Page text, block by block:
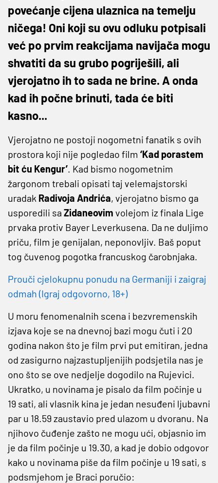
povećanje cijena ulaznica na temelju
ničega! Oni koji su ovu odluku potpisali
već po prvim reakcijama navijača mogu
shvatiti da su grubo pogriješili, ali
vjerojatno ih to sada ne brine. A onda
kad ih počne brinuti, tada će biti
kasno...
Vjerojatno ne postoji nogometni fanatik s ovih
prostora koji nije pogledao film ‘Kad porastem
bit ću Kengur’. Kad bismo nogometnim
žargonom trebali opisati taj velemajstorski
uradak Radivoja Andrića, vjerojatno bismo ga
usporedili sa Zidaneovim volejom iz finala Lige
prvaka protiv Bayer Leverkusena. Da ne duljimo
priču, film je genijalan, neponovljiv. Baš poput
tog čuvenog pogotka francuskog čarobnjaka.
Prouči cjelokupnu ponudu na Germaniji i zaigraj
odmah (Igraj odgovorno, 18+)
U moru fenomenalnih scena i bezvremenskih
izjava koje se na dnevnoj bazi mogu čuti i 20
godina nakon što je film prvi put emitiran, jedna
od zasigurno najzastupljenijih podsjetila nas je
ono što se ove nedjelje dogodilo na Rujevici.
Ukratko, u novinama je pisalo da film počinje u
19 sati, ali vlasnik kina je jedan nesuđeni ljubavni
par u 18.59 zaustavio pred ulazom u dvoranu. Na
njihovo čuđenje zašto ne mogu ući, objasnio im
je da film počinje u 19.30, a kad je dobio odgovor
kako u novinama piše da film počinje u 19 sati, s
podsmjehom je Braci poručio: